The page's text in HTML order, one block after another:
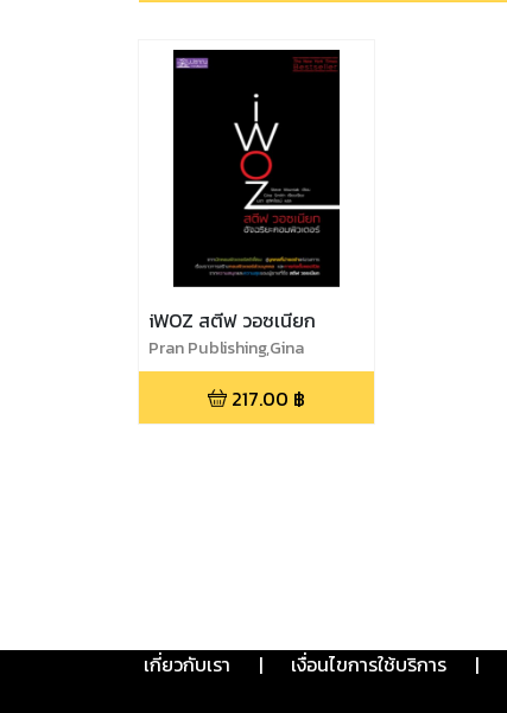
iWOZ สตีฟ วอซเนียก
Pran Publishing,Gina
Smith,Steve Wozniak
217.00 ฿
เกี่ยวกับเรา | เงื่อนไขการใช้บริการ |